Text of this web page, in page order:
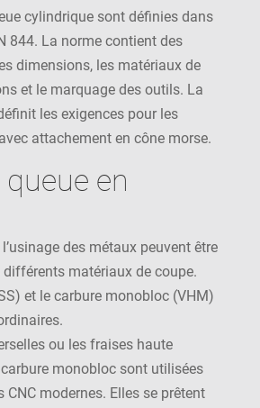
cylindrique sont définies dans
844. La norme contient des
dimensions, les matériaux de
et le marquage des outils. La
les exigences pour les
attachement en cône morse.
queue en
des métaux peuvent être
matériaux de coupe.
et le carbure monobloc (VHM)
ou les fraises haute
monobloc sont utilisées
CNC modernes. Elles se prêtent